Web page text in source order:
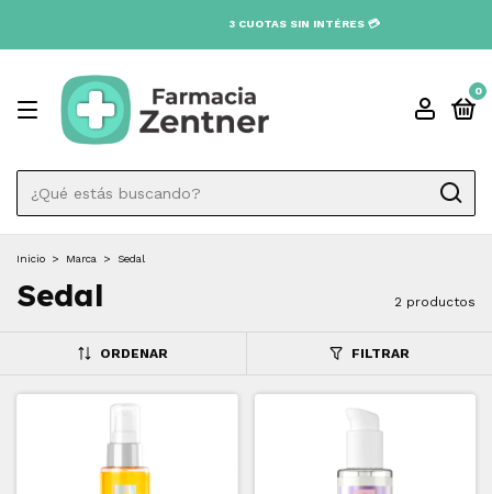
3 CUOTAS SIN INTÉRES 💳
0
Inicio > Marca > Sedal
Sedal 2 productos
ORDENAR FILTRAR